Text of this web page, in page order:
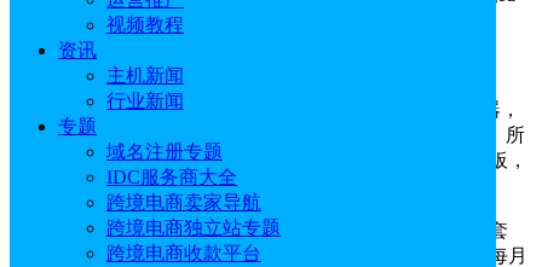
视频教程
资讯
主机新闻
行业新闻
专题
域名注册专题
IDC服务商大全
跨境电商卖家导航
跨境电商独立站专题
跨境电商收款平台
OpenVZ VPS Hosting”共两款方案，下面一一介绍。
1、HostUS香港VPS“OpenVZ VPS Hosting”方案
采用英特尔至强或AMD Ryzen CPU的知名品牌服务器，
并配备多块HDD或SSD硬盘，以冗余RAID模式进行配置。所
有VPS均可自行管理，每台VPS均附带商家定制的控制面板，
可轻松管理自己的VPS。
OpenVZ VPS是HostUS香港VPS两款类型中最便宜的套
餐，如1核512MB内存、10GB存储价格低至$5.95 /季度，每月